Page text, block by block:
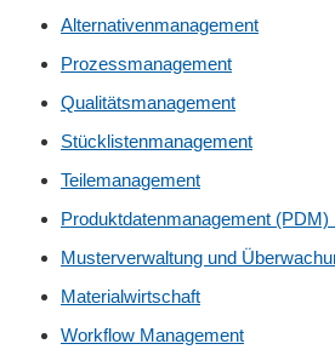
Alternativenmanagement
Prozessmanagement
Qualitätsmanagement
Stücklistenmanagement
Teilemanagement
Produktdatenmanagement (PDM)
Musterverwaltung und
Materialwirtschaft
Workflow Management